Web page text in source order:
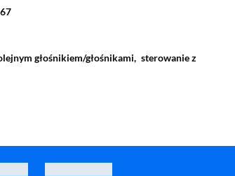
głośnikiem/głośnikami, sterowanie z